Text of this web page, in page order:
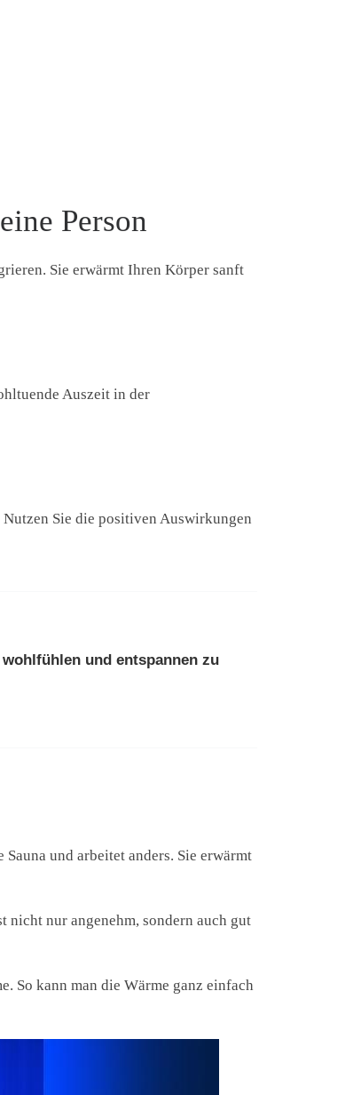
Person
Sie erwärmt Ihren Körper sanft
Auszeit in der
Sie die positiven Auswirkungen
und entspannen zu
und arbeitet anders. Sie erwärmt
nur angenehm, sondern auch gut
So kann man die Wärme ganz einfach